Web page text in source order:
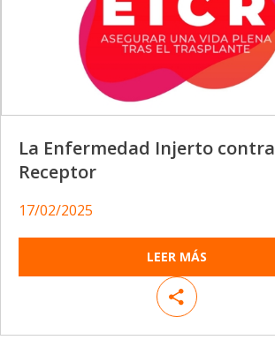
La Enfermedad Injerto contra
Receptor
17/02/2025
LEER MÁS